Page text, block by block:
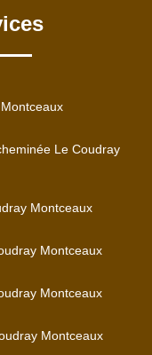
Le Coudray
Montceaux
Montceaux
Montceaux
Montceaux